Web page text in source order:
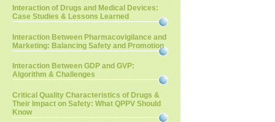
Interaction of Drugs and Medical Devices:
Case Studies & Lessons Learned
Interaction Between Pharmacovigilance and
Marketing: Balancing Safety and Promotion
Interaction Between GDP and GVP:
Algorithm & Challenges
Critical Quality Characteristics of Drugs &
Their Impact on Safety: What QPPV Should
Know